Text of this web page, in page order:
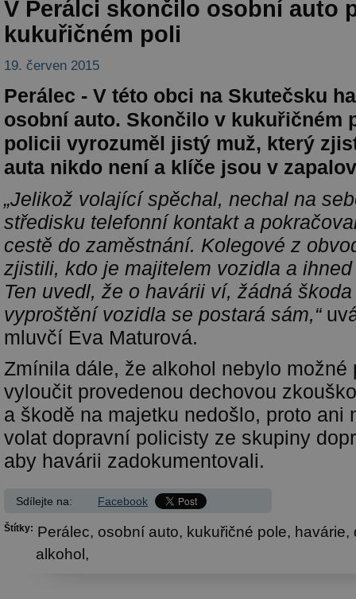
V Perálci skončilo osobní auto
kukuřičném poli
19. červen 2015
Perálec - V této obci na Skutečsku
osobní auto. Skončilo v kukuřičném
policii vyrozuměl jistý muž, který
auta nikdo není a klíče jsou v
„Jelikož volající spěchal, nechal na
středisku telefonní kontakt a
cestě do zaměstnání. Kolegové z
zjistili, kdo je majitelem vozidla a
Ten uvedl, že o havárii ví, žádná
vyproštění vozidla se postará sám,“
mluvčí Eva Maturová.
Zmínila dále, že alkohol nebylo možné
vyloučit provedenou dechovou
a škodě na majetku nedošlo, proto ani
volat dopravní policisty ze skupiny
aby havárii zadokumentovali.
Sdílejte na: Facebook
Štítky: Perálec, osobní auto, kukuřičné pole, havárie,
alkohol,